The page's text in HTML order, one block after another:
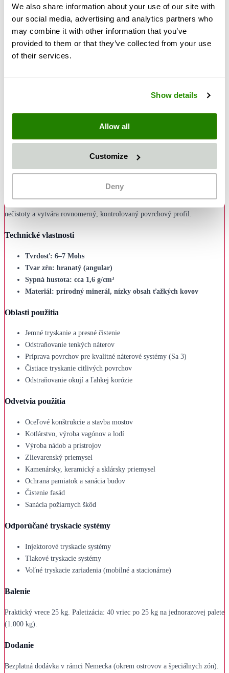
We also share information about your use of our site with
our social media, advertising and analytics partners who
may combine it with other information that you’ve
provided to them or that they’ve collected from your use
of their services.
Show details
Allow all
Customize
Deny
36,30 €
30,50 €
Tryskací médium Greenblast v zrnitosti 0,1–0,35 mm je jemné, prírodné
jednorazové tryskací médium s hranatou štruktúrou zŕn – výkonná a
ekologickejšia alternatíva k bežným troskovým tryskacím médiám. Jemná
dosahovanie kvalitných povrchových úprav až do Sa 3 podľa ISO 8501-1.
nečistoty a vytvára rovnomerný, kontrolovaný povrchový profil.
Technické vlastnosti
Tvrdosť: 6–7 Mohs
Tvar zŕn: hranatý (angular)
Sypná hustota: cca 1,6 g/cm³
Materiál: prírodný minerál, nízky obsah ťažkých kovov
Oblasti použitia
Jemné tryskanie a presné čistenie
Odstraňovanie tenkých náterov
Príprava povrchov pre kvalitné náterové systémy (Sa 3)
Čistiace tryskanie citlivých povrchov
Odstraňovanie okují a ľahkej korózie
Odvetvia použitia
Oceľové konštrukcie a stavba mostov
Kotlárstvo, výroba vagónov a lodí
Výroba nádob a prístrojov
Zlievarenský priemysel
Kamenársky, keramický a sklársky priemysel
Ochrana pamiatok a sanácia budov
Čistenie fasád
Sanácia požiarnych škôd
Odporúčané tryskacie systémy
Injektorové tryskacie systémy
Tlakové tryskacie systémy
Voľné tryskacie zariadenia (mobilné a stacionárne)
Balenie
Praktický vrece 25 kg. Paletizácia: 40 vriec po 25 kg na jednorazovej palete
(1.000 kg).
Dodanie
Bezplatná dodávka v rámci Nemecka (okrem ostrovov a špeciálnych zón).